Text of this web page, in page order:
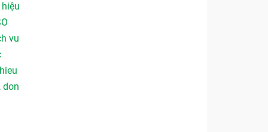
hiệu
vu
hieu
don